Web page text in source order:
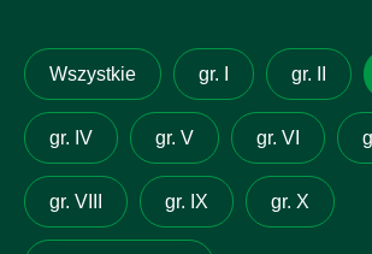
Wszystkie gr. I gr. II
gr. IV gr. V gr. VI
gr. VIII gr. IX gr. X